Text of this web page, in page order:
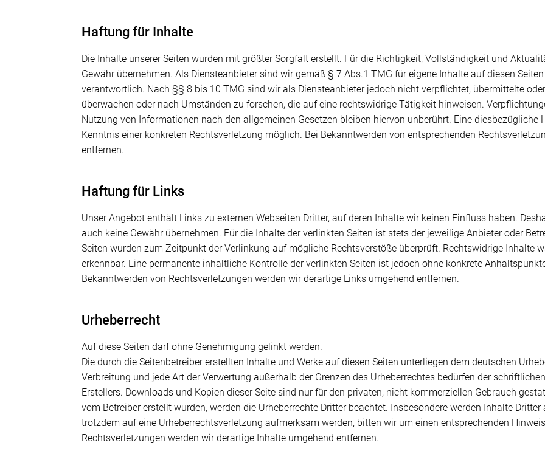
Haftung für Inhalte
Die Inhalte unserer Seiten wurden mit größter Sorgfalt erstellt. Für die Richtigkeit, Vollständigkeit und
Gewähr übernehmen. Als Diensteanbieter sind wir gemäß § 7 Abs.1 TMG für eigene Inhalte auf diesen
verantwortlich. Nach §§ 8 bis 10 TMG sind wir als Diensteanbieter jedoch nicht verpflichtet, übermittelte
überwachen oder nach Umständen zu forschen, die auf eine rechtswidrige Tätigkeit hinweisen.
Nutzung von Informationen nach den allgemeinen Gesetzen bleiben hiervon unberührt. Eine
Kenntnis einer konkreten Rechtsverletzung möglich. Bei Bekanntwerden von entsprechenden
entfernen.
Haftung für Links
Unser Angebot enthält Links zu externen Webseiten Dritter, auf deren Inhalte wir keinen Einfluss haben.
auch keine Gewähr übernehmen. Für die Inhalte der verlinkten Seiten ist stets der jeweilige Anbieter oder
Seiten wurden zum Zeitpunkt der Verlinkung auf mögliche Rechtsverstöße überprüft. Rechtswidrige Inhalte
erkennbar. Eine permanente inhaltliche Kontrolle der verlinkten Seiten ist jedoch ohne konkrete
Bekanntwerden von Rechtsverletzungen werden wir derartige Links umgehend entfernen.
Urheberrecht
Auf diese Seiten darf ohne Genehmigung gelinkt werden.
Die durch die Seitenbetreiber erstellten Inhalte und Werke auf diesen Seiten unterliegen dem deutschen
Verbreitung und jede Art der Verwertung außerhalb der Grenzen des Urheberrechtes bedürfen der
Erstellers. Downloads und Kopien dieser Seite sind nur für den privaten, nicht kommerziellen Gebrauch
vom Betreiber erstellt wurden, werden die Urheberrechte Dritter beachtet. Insbesondere werden Inhalte
trotzdem auf eine Urheberrechtsverletzung aufmerksam werden, bitten wir um einen entsprechenden
Rechtsverletzungen werden wir derartige Inhalte umgehend entfernen.